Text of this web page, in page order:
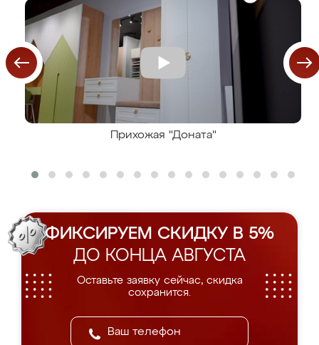
Прихожая "Доната"
ФИКСИРУЕМ СКИДКУ В 5%
ДО КОНЦА АВГУСТА
Оставьте заявку сейчас, скидка
сохранится.